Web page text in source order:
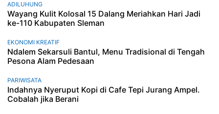
ADILUHUNG
Wayang Kulit Kolosal 15 Dalang Meriahkan Hari Jadi
ke-110 Kabupaten Sleman
EKONOMI KREATIF
Ndalem Sekarsuli Bantul, Menu Tradisional di Tengah
Pesona Alam Pedesaan
PARIWISATA
Indahnya Nyeruput Kopi di Cafe Tepi Jurang Ampel.
Cobalah jika Berani